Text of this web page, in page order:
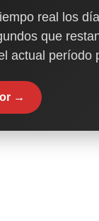
real los
que
actual período
→